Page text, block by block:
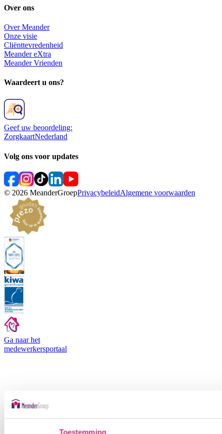
Toestemming
Over ons
Over Meander
Onze visie
Cliënttevredenheid
Meander eXtra
Meander Vrienden
Waardeert u ons?
Geef uw beoordeling:
ZorgkaartNederland
Volg ons voor updates
© 2026 MeanderGroepPrivacybeleidAlgemene voorwaarden
Ga naar het
medewerkersportaal